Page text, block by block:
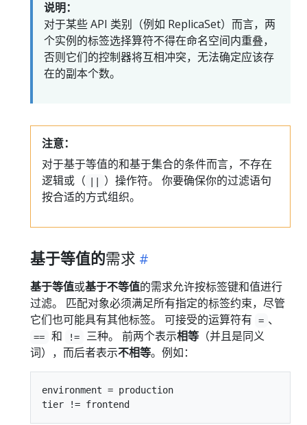
说明：
对于某些 API 类别（例如 ReplicaSet）而言，两
个实例的标签选择算符不得在命名空间内重叠，
否则它们的控制器将互相冲突，无法确定应该存
在的副本个数。
注意：
对于基于等值的和基于集合的条件而言，不存在
逻辑或（ ||
）操作符。 你要确保你的过滤语句
按合适的方式组织。
基于等值的需求
基于等值或基于不等值的需求允许按标签键和值进行
过滤。 匹配对象必须满足所有指定的标签约束，尽管
它们也可能具有其他标签。 可接受的运算符有
= 、
== 和 != 三种。 前两个表示相等（并且是同义
词），而后者表示不相等。例如：
environment = production